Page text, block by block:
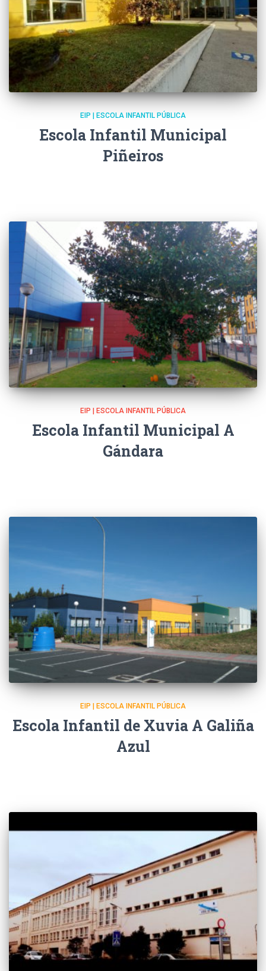
EIP | ESCOLA INFANTIL PÚBLICA
Escola Infantil Municipal
Piñeiros
EIP | ESCOLA INFANTIL PÚBLICA
Escola Infantil Municipal A
Gándara
EIP | ESCOLA INFANTIL PÚBLICA
Escola Infantil de Xuvia A Galiña
Azul